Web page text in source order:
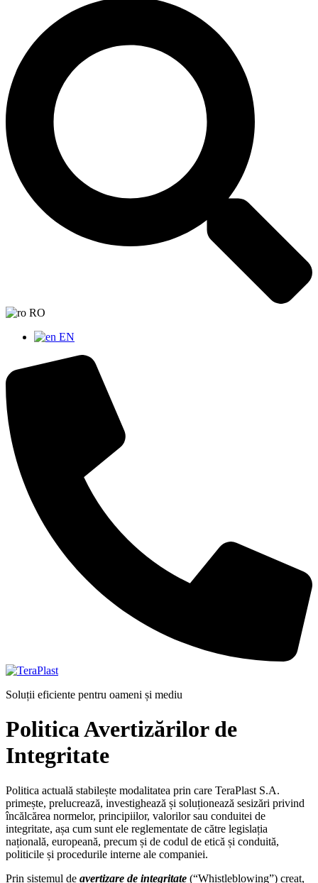
RO
EN
Soluții eficiente pentru oameni și mediu
Politica Avertizărilor de
Integritate
Politica actuală stabilește modalitatea prin care TeraPlast S.A.
primește, prelucrează, investighează și soluționează sesizări privind
încălcărea normelor, principiilor, valorilor sau conduitei de
integritate, așa cum sunt ele reglementate de către legislația
națională, europeană, precum și de codul de etică și conduită,
politicile și procedurile interne ale companiei.
Prin sistemul de avertizare de integritate (“Whistleblowing”) creat,